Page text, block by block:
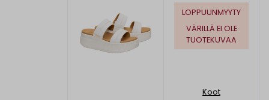
LOPPUUNMYYTY
VÄRILLÄ EI OLE
TUOTEKUVAA
Koot